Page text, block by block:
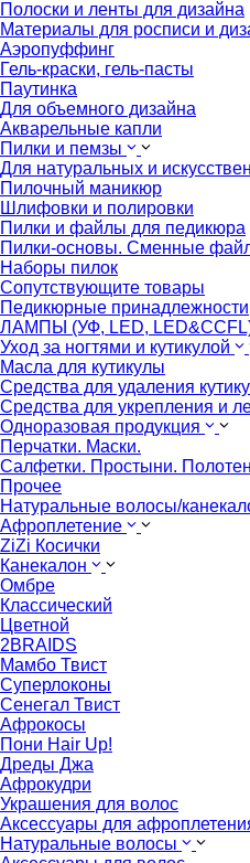
Полоски и ленты для дизайна
Материалы для росписи и
Аэропуффинг
Гель-краски, гель-пасты
Паутинка
Для объемного дизайна
Акварельные капли
Пилки и пемзы
Для натуральных и
Пилочный маникюр
Шлифовки и полировки
Пилки и файлы для педикюра
Пилки-основы. Сменные
Наборы пилок
Сопутствующите товары
Педикюрные принадлежности
ЛАМПЫ (УФ, LED,
Уход за ногтями и кутикулой
Масла для кутикулы
Средства для удаления
Средства для укрепления и
Одноразовая продукция
Перчатки. Маски.
Салфетки. Простыни.
Прочее
Натуральные волосы/
Афроплетение
ZiZi Косички
Канекалон
Омбре
Классический
Цветной
2BRAIDS
Мамбо Твист
Суперлоконы
Сенегал Твист
Афрокосы
Пони Hair Up!
Дреды Джа
Афрокудри
Украшения для волос
Аксессуары для
Натуральные волосы